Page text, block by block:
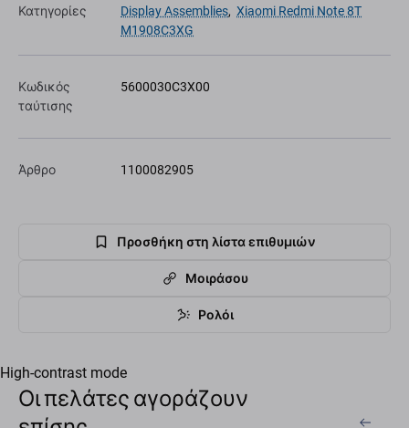
Κατηγορίες Display Assemblies, Xiaomi Redmi Note 8T
M1908C3XG
Κωδικός
ταύτισης
5600030C3X00
Άρθρο 1100082905
Προσθήκη στη λίστα επιθυμιών
Μοιράσου
Ρολόι
High-contrast mode
Οι πελάτες αγοράζουν